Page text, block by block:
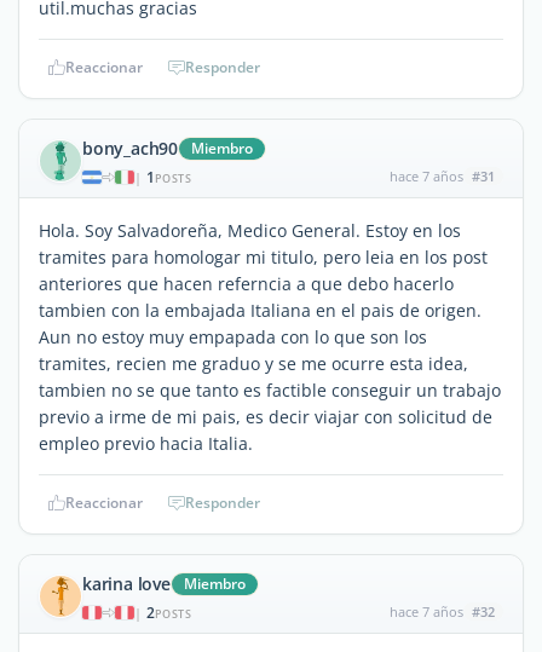
util.muchas gracias
Reaccionar Responder
bony_ach90 Miembro
| 1 POSTS hace 7 años #31
Hola. Soy Salvadoreña, Medico General. Estoy en los
tramites para homologar mi titulo, pero leia en los post
anteriores que hacen referncia a que debo hacerlo
tambien con la embajada Italiana en el pais de origen.
Aun no estoy muy empapada con lo que son los
tramites, recien me graduo y se me ocurre esta idea,
tambien no se que tanto es factible conseguir un trabajo
previo a irme de mi pais, es decir viajar con solicitud de
empleo previo hacia Italia.
Reaccionar Responder
karina love Miembro
| 2POSTS hace 7 años #32